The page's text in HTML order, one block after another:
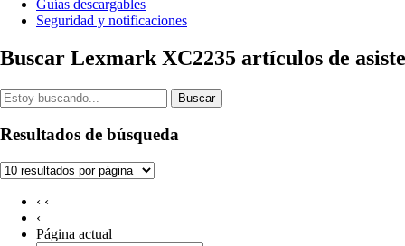
Guías descargables
Seguridad y notificaciones
Buscar Lexmark XC2235 artículos de
Buscar
Resultados de búsqueda
‹ ‹
‹
Página actual